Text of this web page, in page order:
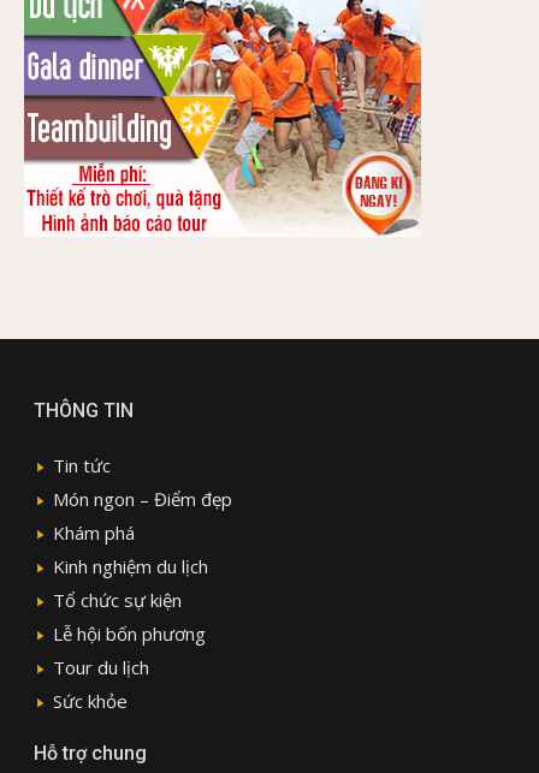
THÔNG TIN
Tin tức
Món ngon – Điểm đẹp
Khám phá
Kinh nghiệm du lịch
Tổ chức sự kiện
Lễ hội bốn phương
Tour du lịch
Sức khỏe
Hỗ trợ chung